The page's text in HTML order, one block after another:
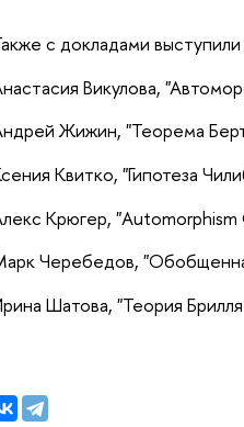
с докладами
Викулова,
Жижин, "Теорема
Квитко, "Гипотеза
Крюгер,
Черебедов,
Шатова, "Теория